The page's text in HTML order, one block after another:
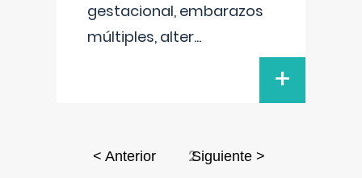
gestacional, embarazos
múltiples, alter...
+
< Anterior 2Siguiente >